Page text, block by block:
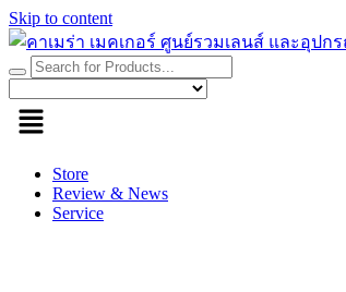
Skip to content
Store
Review & News
Service